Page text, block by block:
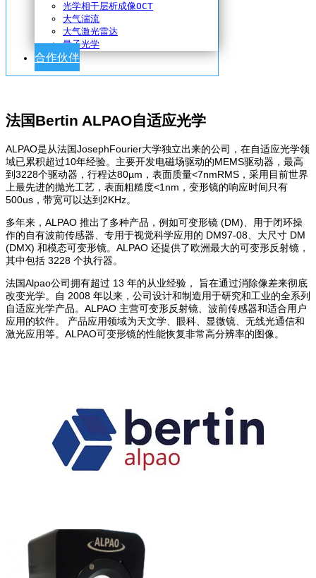
光学相干层析成像OCT
大气湍流
大气激光雷达
量子光学
合作伙伴
法国Bertin ALPAO自适应光学
ALPAO是从法国JosephFourier大学独立出来的公司，在自适应光学领
域已累积超过10年经验。主要开发电磁场驱动的MEMS驱动器，最高
到3228个驱动器，行程达80µm，表面质量<7nmRMS，采用目前世界
上最先进的抛光工艺，表面粗糙度<1nm，变形镜的响应时间只有
500us，带宽可以达到2KHz。
多年来，ALPAO 推出了多种产品，例如可变形镜 (DM)、用于闭环操
作的自有波前传感器、专用于视觉科学应用的 DM97-08、大尺寸 DM
(DMX) 和模态可变形镜。ALPAO 还提供了欧洲最大的可变形反射镜，
其中包括 3228 个执行器。
法国Alpao公司拥有超过 13 年的从业经验， 旨在通过消除像差来彻底
改变光学。自 2008 年以来，公司设计和制造用于研究和工业的全系列
自适应光学产品。ALPAO 主营可变形反射镜、波前传感器和适合用户
应用的软件。 产品应用领域为天文学、眼科、显微镜、无线光通信和
激光应用等。ALPAO可变形镜的性能恢复非常高分辨率的图像。